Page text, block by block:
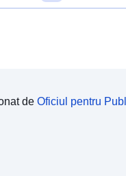
de Oficiul pentru